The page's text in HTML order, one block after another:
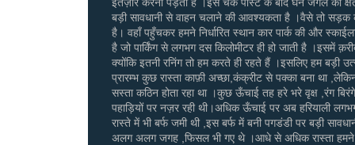
बड़ी सावधानी से वाहन चलाने की आवश्यकता है ।वैसे तो सड़क
है। वहाँ पहुँचकर हमने निर्धारित स्थान कार पार्क की और
है जो पार्किंग से लगभग दस किलोमीटर ही हो जाती है ।इसमें
क्योंकि इतनी रनिंग तो हम करते ही रहते हैं ।इसलिए हम
प्रारम्भ कुछ रास्ता काफ़ी अच्छा,कंक्रीट से पक्का बना था
सस्ता कठिन होता रहा था ।कुछ ऊँचाई तह हरे भरे वृक्ष ,रंग
पहाड़ियों पर नज़र रही थी।अधिक ऊँचाई पर अब हरियाली
रास्ते में भी बर्फ जमी थी ,इस बर्फ में बनी पगडंडी पर बड़ी
अलग अलग जगह ,फिसल भी गए थे ।आधे से अधिक रास्ता हमने